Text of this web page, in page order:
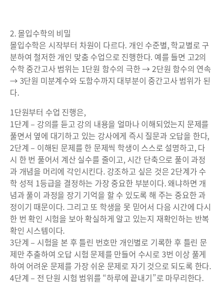
2. 몰입수학의 비밀
몰입수학은 시작부터 차원이 다르다. 개인 수준별, 학교별로 구
분하여 철저한 개인 맞춤 수업으로 진행한다. 예를 들면 고2의
수학 중간고사 범위는 1단원 함수의 극한 → 2단원 함수의 연속
→ 3단원 미분계수와 도함수까지 대부분이 중간고사 범위가 된
다.
1단원부터 수업 진행은,
1단계 – 강의를 듣고 강의 내용을 얼마나 이해되었는지 문제를
풀면서 옆에 대기하고 있는 강사에게 즉시 질문과 오답을 한다,
2단계 – 이해된 문제를 한 문제씩 학생이 스스로 설명하고, 다
시 한 번 풀어서 계산 실수를 줄이고, 시간 단축으로 풀이 과정
과 개념을 머리에 각인시킨다. 강조하고 싶은 것은 2단계가 수
학 성적 1등급을 결정하는 가장 중요한 부분이다. 왜냐하면 개
념과 풀이 과정을 장기 기억을 할 수 있도록 해 주는 중요한 과
정이기 때문이다. 그리고 또 학생을 못 믿어서 다음 시간에 다시
한 번 확인 시험을 보아 확실하게 알고 있는지 재확인하는 반복
확인 시스템이다.
3단계 – 시험을 본 후 틀린 번호만 개인별로 기록한 후 틀린 문
제만 추출하여 오답 시험 문제를 만들어 수시로 3번 이상 풀게
하여 어려운 문제를 가장 쉬운 문제로 자기 것으로 되도록 한다.
4단계 – 전 단원 시험 범위를 “하루에 끝내기”로 마무리한다.